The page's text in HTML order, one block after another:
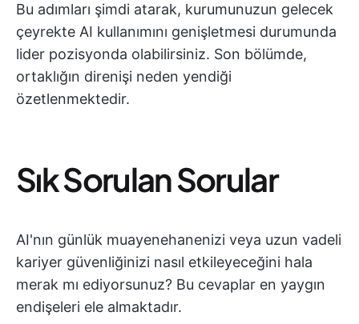
Bu adımları şimdi atarak, kurumunuzun gelecek
çeyrekte AI kullanımını genişletmesi durumunda
lider pozisyonda olabilirsiniz. Son bölümde,
ortaklığın direnişi neden yendiği
özetlenmektedir.
Sık Sorulan Sorular
AI'nın günlük muayenehanenizi veya uzun vadeli
kariyer güvenliğinizi nasıl etkileyeceğini hala
merak mı ediyorsunuz? Bu cevaplar en yaygın
endişeleri ele almaktadır.